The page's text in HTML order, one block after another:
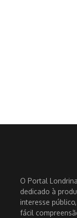
O Portal
dedicado à
interesse
fácil